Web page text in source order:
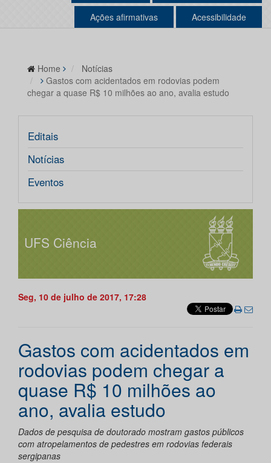
Ações afirmativas Acessibilidade
Home
Notícias
Gastos com acidentados em rodovias podem
chegar a quase R$ 10 milhões ao ano, avalia estudo
Editais
Notícias
Eventos
UFS Ciência
Seg, 10 de julho de 2017, 17:28
Gastos com acidentados em
rodovias podem chegar a
quase R$ 10 milhões ao
ano, avalia estudo
Dados de pesquisa de doutorado mostram gastos públicos
com atropelamentos de pedestres em rodovias federais
sergipanas